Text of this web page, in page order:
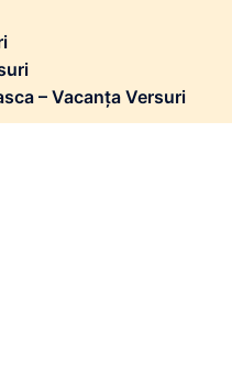
– Vacanța Versuri